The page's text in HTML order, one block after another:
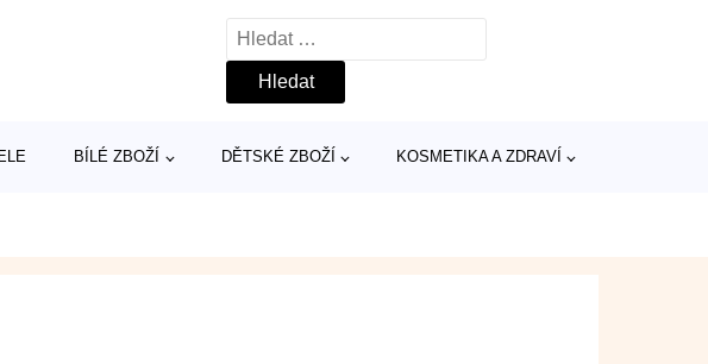
Vyhledávání
BÍLÉ ZBOŽÍ DĚTSKÉ ZBOŽÍ KOSMETIKA A ZDRAVÍ